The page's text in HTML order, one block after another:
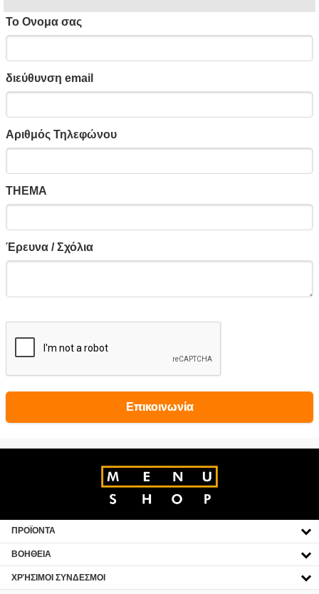
Το Ονομα σας
διεύθυνση email
Αριθμός Τηλεφώνου
THEMA
Έρευνα / Σχόλια
Επικοινωνία
ΠΡΟΪΟΝΤΑ
ΒΟΗΘΕΙΑ
ΧΡΉΣΙΜΟΙ ΣΥΝΔΕΣΜΟΙ